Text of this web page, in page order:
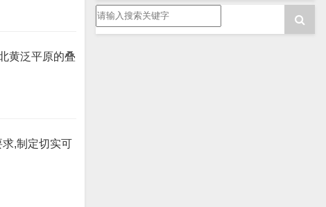
黄泛平原的叠
,制定切实可